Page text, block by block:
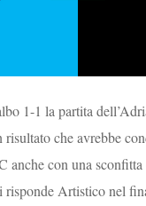
1-1 la partita
risultato che avrebbe
anche con una
risponde Artistico nel